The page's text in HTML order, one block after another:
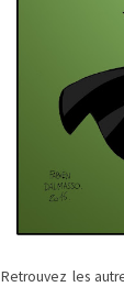
Retrouvez les